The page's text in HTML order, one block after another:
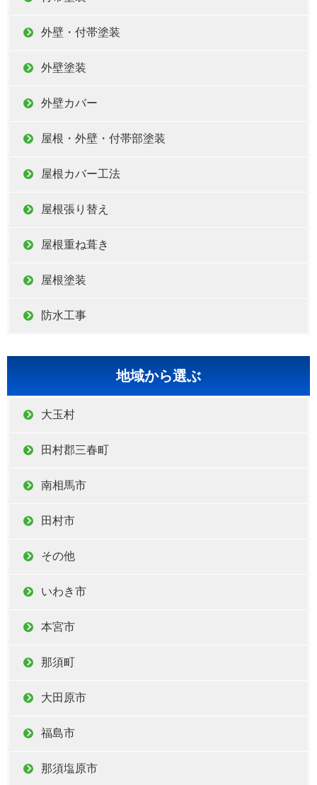
外壁・付帯塗装
外壁塗装
外壁カバー
屋根・外壁・付帯部塗装
屋根カバー工法
屋根張り替え
屋根重ね葺き
屋根塗装
防水工事
地域から選ぶ
大玉村
田村郡三春町
南相馬市
田村市
その他
いわき市
本宮市
那須町
大田原市
福島市
那須塩原市